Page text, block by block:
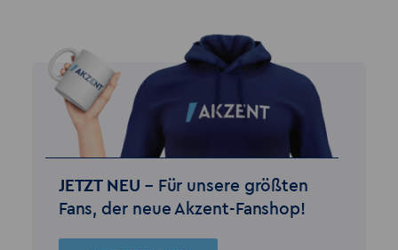
JETZT NEU – Für unsere größten
Fans, der neue Akzent-Fanshop!